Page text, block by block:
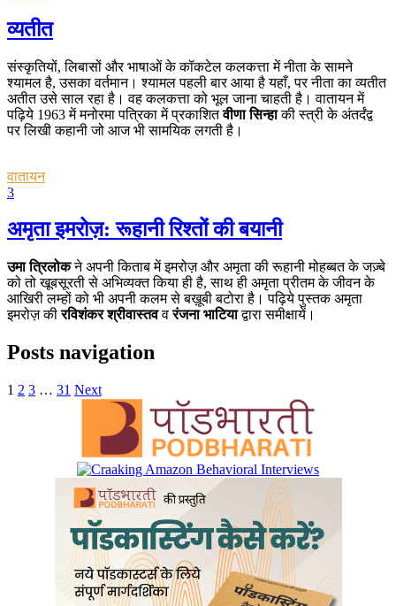
व्यतीत
संस्कृतियों, लिबासों और भाषाओं के कॉकटेल कलकत्ता में नीता के सामने
श्यामल है, उसका वर्तमान। श्यामल पहली बार आया है यहाँ, पर नीता का व्यतीत
अतीत उसे साल रहा है। वह कलकत्ता को भूल जाना चाहती है। वातायन में
पढ़िये 1963 में मनोरमा पत्रिका में प्रकाशितवीणा सिन्हाकी स्त्री के अंतर्दंद्व
पर लिखी कहानी जो आज भी सामयिक लगती है।
वातायन
3
अमृता इमरोज़: रूहानी रिश्तों की बयानी
उमा त्रिलोकने अपनी किताब में इमरोज़ और अमृता की रूहानी मोहब्बत के जज़्बे
को तो खूबसूरती से अभिव्यक्त किया ही है, साथ ही अमृता प्रीतम के जीवन के
आखिरी लम्हों को भी अपनी कलम से बख़ूबी बटोरा है। पढ़िये पुस्तक अमृता
इमरोज़ कीरविशंकर श्रीवास्तववरंजना भाटियाद्वारा समीक्षायें।
Posts navigation
1 2 3 … 31 Next